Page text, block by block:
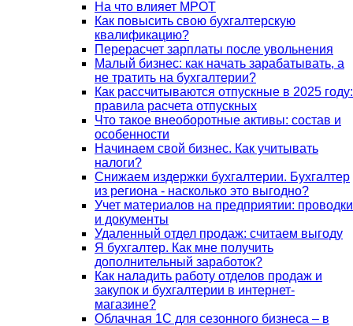
На что влияет МРОТ
Как повысить свою бухгалтерскую
квалификацию?
Перерасчет зарплаты после увольнения
Малый бизнес: как начать зарабатывать, а
не тратить на бухгалтерии?
Как рассчитываются отпускные в 2025 году:
правила расчета отпускных
Что такое внеоборотные активы: состав и
особенности
Начинаем свой бизнес. Как учитывать
налоги?
Снижаем издержки бухгалтерии. Бухгалтер
из региона - насколько это выгодно?
Учет материалов на предприятии: проводки
и документы
Удаленный отдел продаж: считаем выгоду
Я бухгалтер. Как мне получить
дополнительный заработок?
Как наладить работу отделов продаж и
закупок и бухгалтерии в интернет-
магазине?
Облачная 1С для сезонного бизнеса – в